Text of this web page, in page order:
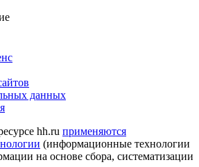
данных
hh.ru применяются
(информационные технологии
на основе сбора, систематизации